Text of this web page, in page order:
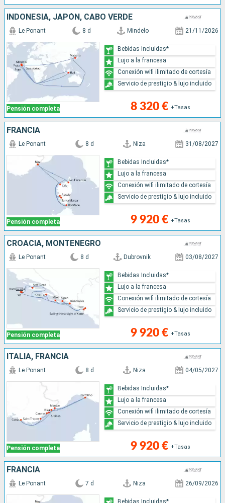
INDONESIA, JAPÓN, CABO VERDE
Pensión completa
Le Ponant 8 d Mindelo 21/11/2026
8 320 € +Tasas
Bebidas Incluidas*
Lujo a la francesa
Conexión wifi ilimitado de cortesía
Servicio de prestigio & lujo incluido
FRANCIA
Pensión completa
Le Ponant 8 d Niza 31/08/2027
9 920 € +Tasas
Bebidas Incluidas*
Lujo a la francesa
Conexión wifi ilimitado de cortesía
Servicio de prestigio & lujo incluido
CROACIA, MONTENEGRO
Pensión completa
Le Ponant 8 d Dubrovnik 03/08/2027
9 920 € +Tasas
Bebidas Incluidas*
Lujo a la francesa
Conexión wifi ilimitado de cortesía
Servicio de prestigio & lujo incluido
ITALIA, FRANCIA
Pensión completa
Le Ponant 8 d Niza 04/05/2027
9 920 € +Tasas
Bebidas Incluidas*
Lujo a la francesa
Conexión wifi ilimitado de cortesía
Servicio de prestigio & lujo incluido
FRANCIA
Le Ponant 7 d Niza 26/09/2026
Bebidas Incluidas*